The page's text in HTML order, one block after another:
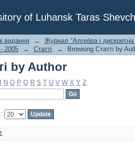
of Luhansk Taras
by Author
видання →
Журнал "Алгебра і
2005
→ Статті → Browsing Статті by
by Author
N O P Q R S T U V W X Y Z